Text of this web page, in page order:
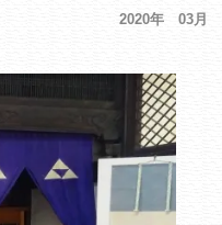
2020年 03月